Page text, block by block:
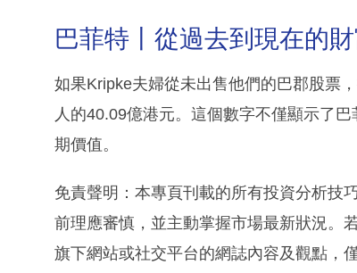
巴菲特丨從過去到現在的
如果Kripke夫婦從未出售他們的巴郡股票
人的40.09億港元。這個數字不僅顯示了
期價值。
免責聲明：本專頁刊載的所有投資分析技
前理應審慎，並主動掌握市場最新狀況。
旗下網站或社交平台的網誌內容及觀點，